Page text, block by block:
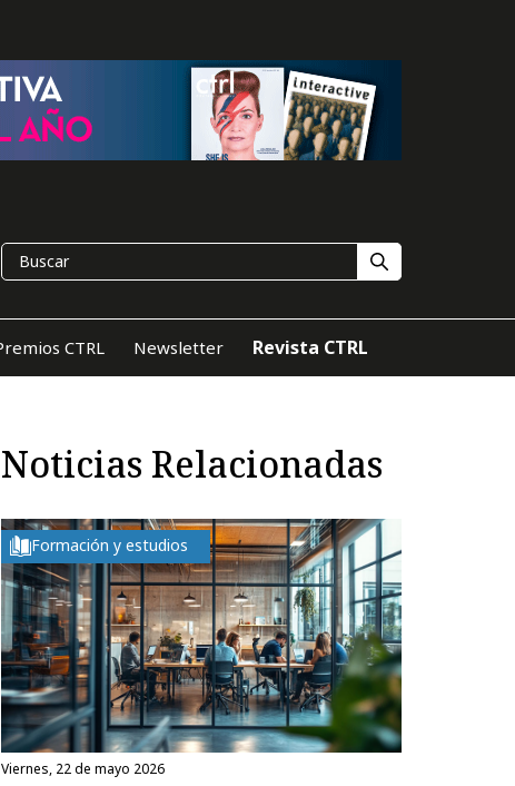
CTRL Newsletter Revista CTRL
Noticias Relacionadas
Formación y estudios
viernes, 22 de mayo 2026